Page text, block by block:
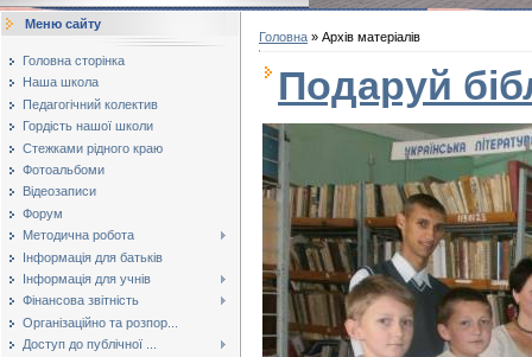
Меню сайту
Головна сторінка
Наша школа
Педагогічний колектив
Гордість нашої школи
Стежками рідного краю
Фотоальбоми
Відеозаписи
Форум
Методична робота
Інформація для батьків
Інформація для учнів
Фінансова звітність
Організаційно та розпор...
Доступ до публічної ...
Головна » Архів матеріалів
Подаруй